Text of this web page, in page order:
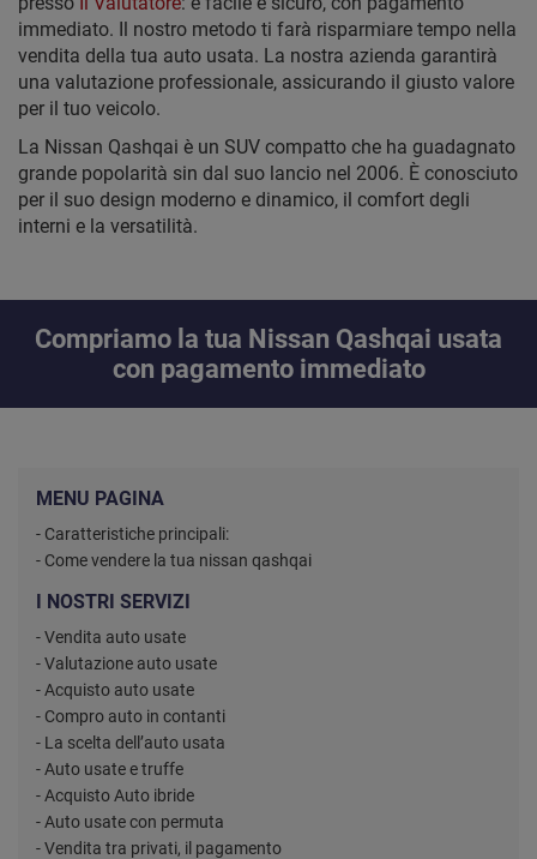
immediato. Il nostro metodo ti farà risparmiare tempo nella
vendita della tua auto usata. La nostra azienda garantirà
una valutazione professionale, assicurando il giusto valore
per il tuo veicolo.
La Nissan Qashqai è un SUV compatto che ha guadagnato
grande popolarità sin dal suo lancio nel 2006. È conosciuto
per il suo design moderno e dinamico, il comfort degli
interni e la versatilità.
Compriamo la tua Nissan Qashqai usata
con pagamento immediato
MENU PAGINA
- Caratteristiche principali:
- Come vendere la tua nissan qashqai
I NOSTRI SERVIZI
- Vendita auto usate
- Valutazione auto usate
- Acquisto auto usate
- Compro auto in contanti
- La scelta dell’auto usata
- Auto usate e truffe
- Acquisto Auto ibride
- Auto usate con permuta
- Vendita tra privati, il pagamento